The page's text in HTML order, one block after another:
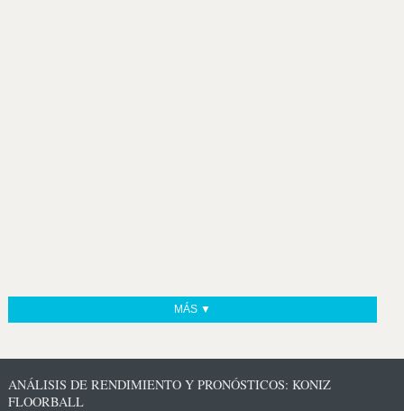
MÁS ▼
ANÁLISIS DE RENDIMIENTO Y PRONÓSTICOS: KONIZ
FLOORBALL